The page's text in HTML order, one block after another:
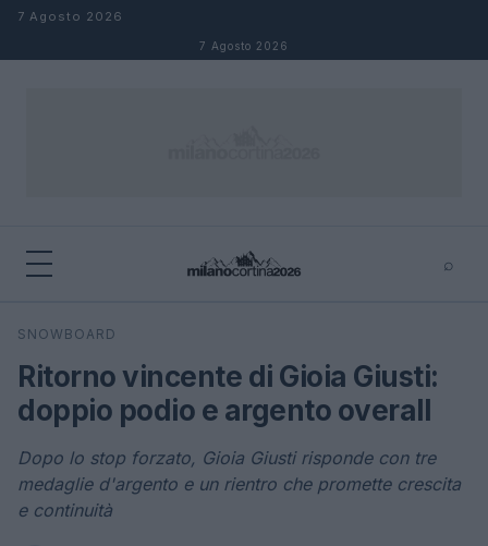
Salta al contenuto
7 Agosto 2026
7 Agosto 2026
⌕
Cerca
SNOWBOARD
Ritorno vincente di Gioia Giusti:
doppio podio e argento overall
Dopo lo stop forzato, Gioia Giusti risponde con tre
medaglie d'argento e un rientro che promette crescita
e continuità